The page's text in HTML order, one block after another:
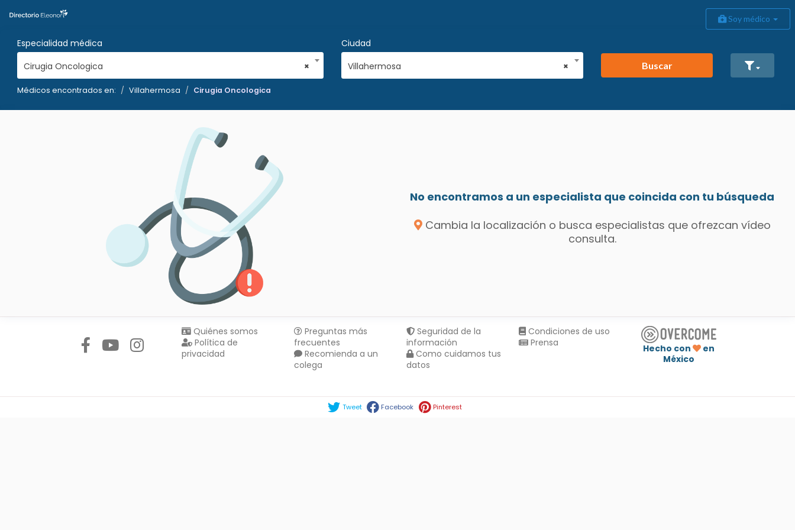
Soy médico
Especialidad médica
×
Cirugia Oncologica
Ciudad
×
Villahermosa Buscar
Médicos encontrados en: Villahermosa Cirugia Oncologica
No encontramos a un especialista que coincida con tu búsqueda
Cambia la localización o busca especialistas que ofrezcan vídeo
consulta.
Quiénes somos
Política de
privacidad
Preguntas más
frecuentes
Recomienda a un
colega
Seguridad de la
información
Como cuidamos tus
datos
Condiciones de uso
Prensa
Hecho con
en
México
Tweet Facebook Pinterest